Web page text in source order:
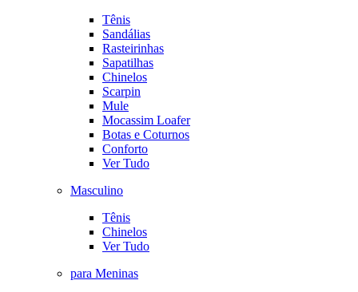
Tênis
Sandálias
Rasteirinhas
Sapatilhas
Chinelos
Scarpin
Mule
Mocassim Loafer
Botas e Coturnos
Conforto
Ver Tudo
Masculino
Tênis
Chinelos
Ver Tudo
para Meninas